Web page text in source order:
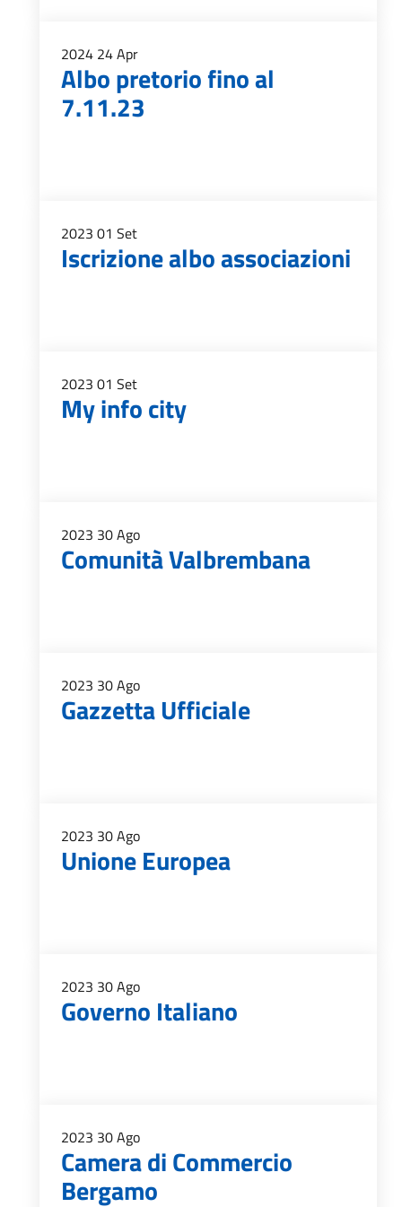
2024 24Apr
Albo pretorio fino al
7.11.23
2023 01 Set
Iscrizione albo associazioni
2023 01 Set
My info city
2023 30Ago
Comunità Valbrembana
2023 30Ago
Gazzetta Ufficiale
2023 30Ago
Unione Europea
2023 30Ago
Governo Italiano
2023 30Ago
Camera di Commercio
Bergamo